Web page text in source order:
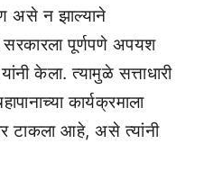
असे न झाल्याने
पूर्णपणे अपयश
केला. त्यामुळे सत्ताधारी
कार्यक्रमाला
टाकला आहे, असे त्यांनी